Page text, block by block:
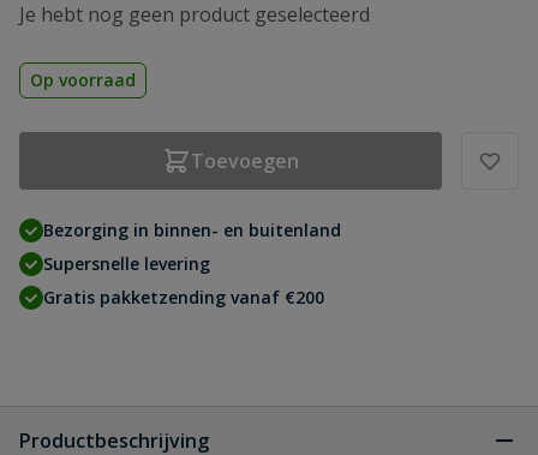
Je hebt nog geen product geselecteerd
Op voorraad
Toevoegen
Bezorging in binnen- en buitenland
Supersnelle levering
Gratis pakketzending vanaf €200
Productbeschrijving